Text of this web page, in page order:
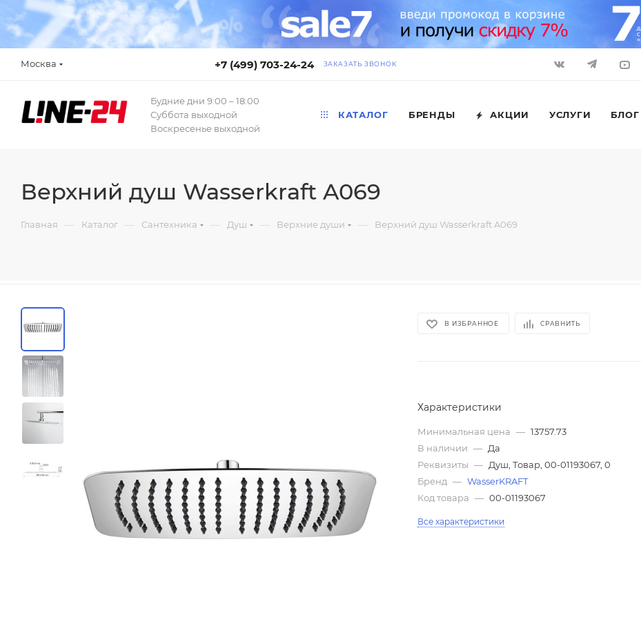
Москва +7 (499) 703-24-24 ЗАКАЗАТЬ ЗВОНОК
Будние дни 9:00 – 18:00
Суббота выходной
Воскресенье выходной
КАТАЛОГ БРЕНДЫ АКЦИИ УСЛУГИ БЛОГ
Верхний душ Wasserkraft A069
Главная — Каталог — Сантехника — Душ — Верхние души — Верхний душ Wasserkraft A069
В ИЗБРАННОЕ СРАВНИТЬ
Характеристики
Минимальная цена — 13757.73
В наличии — Да
Реквизиты — Душ, Товар, 00-01193067, 0
Бренд — WasserKRAFT
Код товара — 00-01193067
Все характеристики